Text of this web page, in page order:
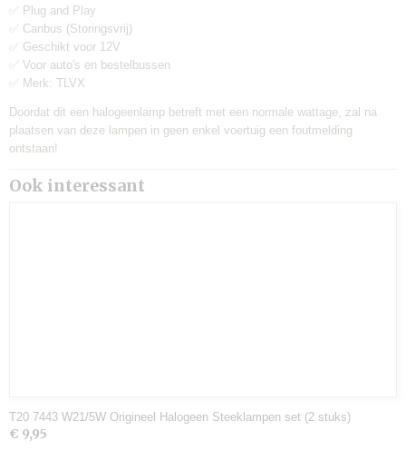
✅ Plug and Play
✅ Canbus (Storingsvrij)
✅ Geschikt voor 12V
✅ Voor auto's en bestelbussen
✅ Merk: TLVX
Doordat dit een halogeenlamp betreft met een normale wattage, zal na
plaatsen van deze lampen in geen enkel voertuig een foutmelding
ontstaan!
Ook interessant
T20 7443 W21/5W Origineel Halogeen Steeklampen set (2 stuks)
€ 9,95